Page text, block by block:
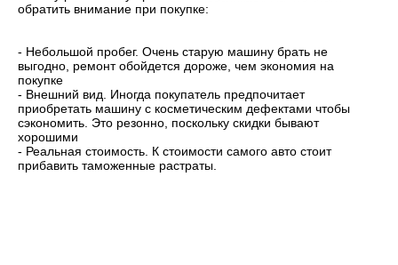
обратить внимание при покупке:
- Небольшой пробег. Очень старую машину брать не
выгодно, ремонт обойдется дороже, чем экономия на
покупке
- Внешний вид. Иногда покупатель предпочитает
приобретать машину с косметическим дефектами чтобы
сэкономить. Это резонно, поскольку скидки бывают
хорошими
- Реальная стоимость. К стоимости самого авто стоит
прибавить таможенные растраты.